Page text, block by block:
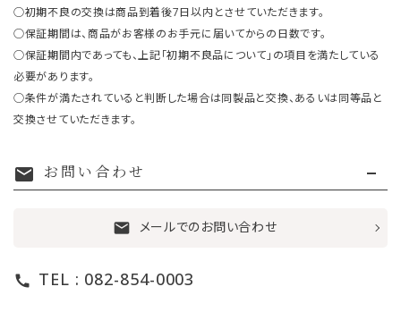
○初期不良の交換は商品到着後7日以内とさせていただきます。
○保証期間は、商品がお客様のお手元に届いてからの日数です。
○保証期間内であっても、上記「初期不良品について」の項目を満たしている
必要があります。
○条件が満たされていると判断した場合は同製品と交換、あるいは同等品と
交換させていただきます。
mail お問い合わせ
mail メールでのお問い合わせ
call TEL : 082-854-0003